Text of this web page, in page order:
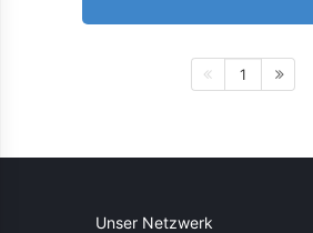
1
Unser Netzwerk